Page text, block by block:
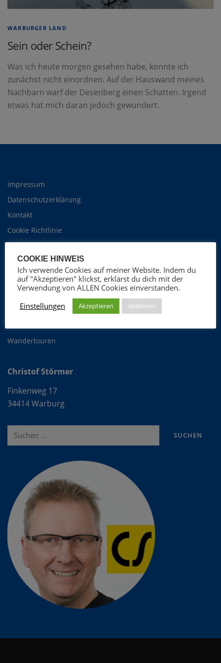
WARBURGER LAND
Sein oder Schein?
Was ich heute morgen gesehen habe, konnte ich
zunächst nicht einordnen. Auf der Hauswand meines
Nachbarn warf der Desenberg einen Schatten. Irgend
etwas hat mich daran jedoch gewundert.
Impressum
Datenschutzerklärung
Kontakt
Cookie Richtlinie
Christof Störmer
Foto-Blog
ProGospel Chor
Fotografie
Wandertouren
Christof Störmer
Finkenweg 17
34414 Warburg
Suche
COOKIE HINWEIS
Ich verwende Cookies auf meiner Website. Indem du
auf "Akzeptieren" klickst, erklärst du dich mit der
Verwendung von ALLEN Cookies einverstanden.
Einstellungen
Akzeptieren Ablehnen